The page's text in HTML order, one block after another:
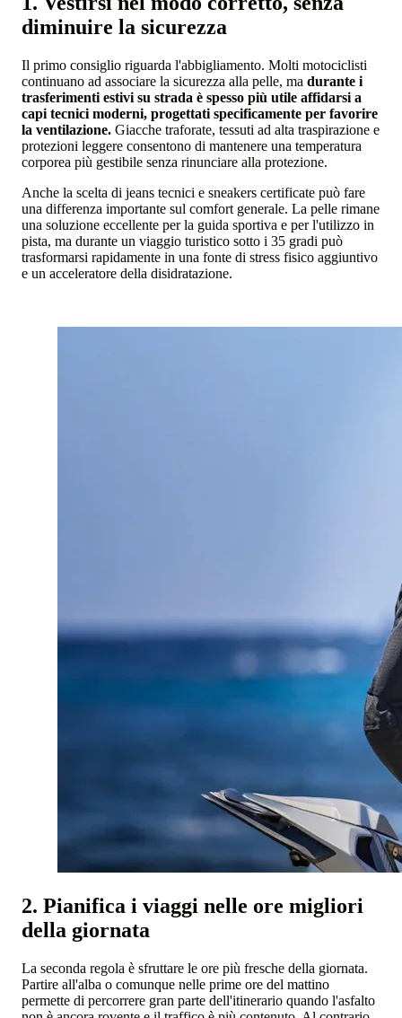
diminuire la sicurezza
Il primo consiglio riguarda l'abbigliamento. Molti motociclisti
continuano ad associare la sicurezza alla pelle, ma durante i
trasferimenti estivi su strada è spesso più utile affidarsi a
capi tecnici moderni, progettati specificamente per favorire
la ventilazione. Giacche traforate, tessuti ad alta traspirazione e
protezioni leggere consentono di mantenere una temperatura
corporea più gestibile senza rinunciare alla protezione.
Anche la scelta di jeans tecnici e sneakers certificate può fare
una differenza importante sul comfort generale. La pelle rimane
una soluzione eccellente per la guida sportiva e per l'utilizzo in
pista, ma durante un viaggio turistico sotto i 35 gradi può
trasformarsi rapidamente in una fonte di stress fisico aggiuntivo
e un acceleratore della disidratazione.
2. Pianifica i viaggi nelle ore migliori
della giornata
La seconda regola è sfruttare le ore più fresche della giornata.
Partire all'alba o comunque nelle prime ore del mattino
permette di percorrere gran parte dell'itinerario quando l'asfalto